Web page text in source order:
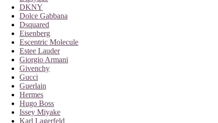
DKNY
Dolce Gabbana
Dsquared
Eisenberg
Escentric Molecule
Estee Lauder
Giorgio Armani
Givenchy
Gucci
Guerlain
Hermes
Hugo Boss
Issey Miyake
Karl Lagerfeld